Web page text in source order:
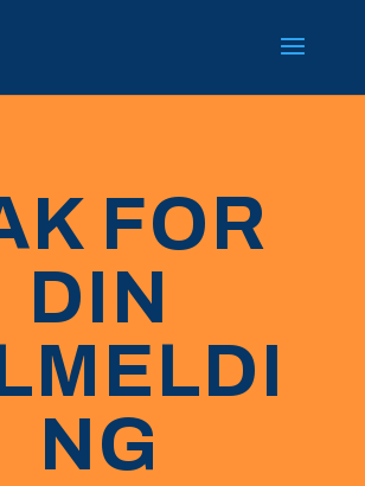
FOR
DIN
NG